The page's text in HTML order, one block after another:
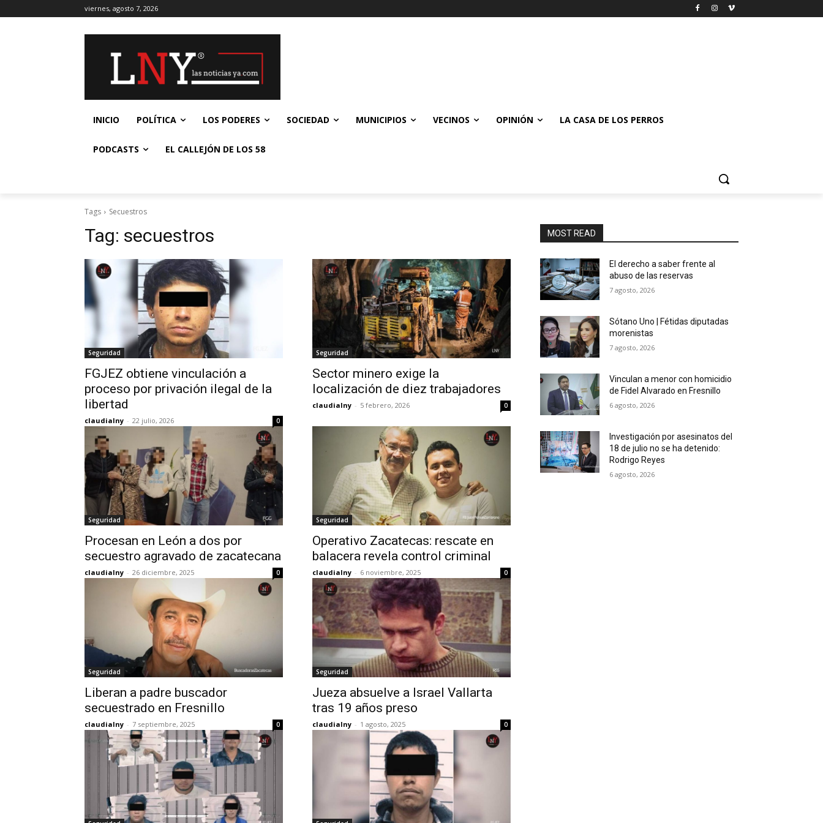
viernes, agosto 7, 2026
INICIO POLÍTICA LOS PODERES SOCIEDAD MUNICIPIOS VECINOS OPINIÓN LA CASA DE LOS PERROS
PODCASTS EL CALLEJÓN DE LOS 58
Tags Secuestros
Tag: secuestros
Seguridad
FGJEZ obtiene vinculación a
proceso por privación ilegal de la
libertad
claudialny - 22 julio, 2026 0
Seguridad
Sector minero exige la
localización de diez trabajadores
claudialny - 5 febrero, 2026 0
Seguridad
Procesan en León a dos por
secuestro agravado de zacatecana
claudialny - 26 diciembre, 2025 0
Seguridad
Operativo Zacatecas: rescate en
balacera revela control criminal
claudialny - 6 noviembre, 2025 0
Seguridad
Liberan a padre buscador
secuestrado en Fresnillo
claudialny - 7 septiembre, 2025 0
Seguridad
Jueza absuelve a Israel Vallarta
tras 19 años preso
claudialny - 1 agosto, 2025 0
MOST READ
El derecho a saber frente al
abuso de las reservas
7 agosto, 2026
Sótano Uno | Fétidas diputadas
morenistas
7 agosto, 2026
Vinculan a menor con homicidio
de Fidel Alvarado en Fresnillo
6 agosto, 2026
Investigación por asesinatos del
18 de julio no se ha detenido:
Rodrigo Reyes
6 agosto, 2026